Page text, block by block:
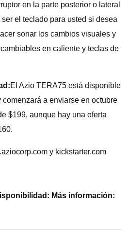
en la parte posterior o lateral
el teclado para usted si desea
sonar los cambios visuales y
en caliente y teclas de
El Azio TERA75 está disponible
comenzará a enviarse en octubre
$199, aunque hay una oferta
y kickstarter.com
Más información: